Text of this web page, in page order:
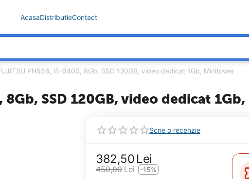
AcasaDistributieContact
PH556, i5-6400, 8Gb, SSD 120GB, video dedicat 1Gb, Minitower
SSD 120GB, video dedicat
Scrie o recenzie
382,50 Lei
450,00 Lei
-15%